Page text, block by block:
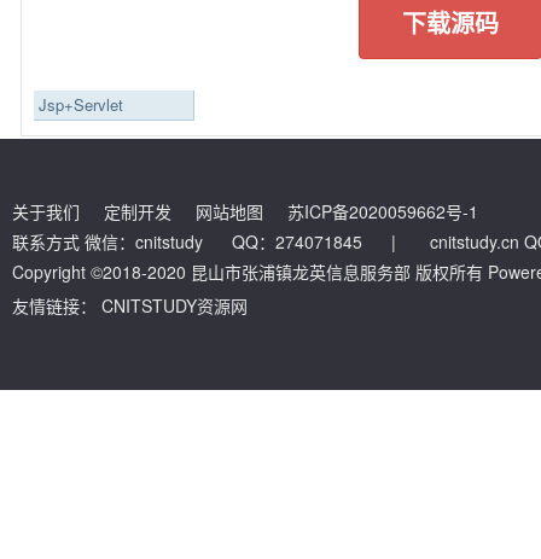
下载源码
Jsp+Servlet
关于我们 定制开发 网站地图
苏ICP备2020059662号-1
联系方式 微信：cnitstudy QQ：274071845
|
cnitstudy.cn
Copyright ©2018-2020 昆山市张浦镇龙英信息服务部 版权所有
友情链接：
CNITSTUDY资源网